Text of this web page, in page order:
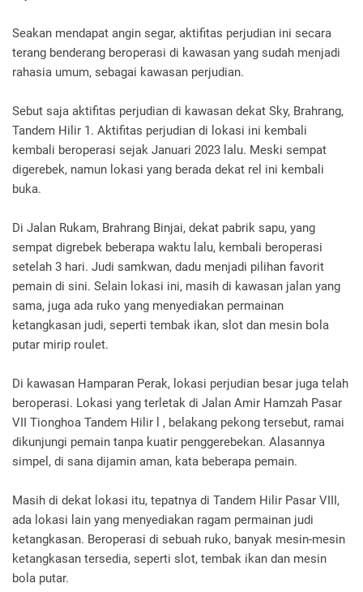
Seakan mendapat angin segar, aktifitas perjudian ini secara
terang benderang beroperasi di kawasan yang sudah menjadi
rahasia umum, sebagai kawasan perjudian.
Sebut saja aktifitas perjudian di kawasan dekat Sky, Brahrang,
Tandem Hilir 1. Aktifitas perjudian di lokasi ini kembali
kembali beroperasi sejak Januari 2023 lalu. Meski sempat
digerebek, namun lokasi yang berada dekat rel ini kembali
buka.
Di Jalan Rukam, Brahrang Binjai, dekat pabrik sapu, yang
sempat digrebek beberapa waktu lalu, kembali beroperasi
setelah 3 hari. Judi samkwan, dadu menjadi pilihan favorit
pemain di sini. Selain lokasi ini, masih di kawasan jalan yang
sama, juga ada ruko yang menyediakan permainan
ketangkasan judi, seperti tembak ikan, slot dan mesin bola
putar mirip roulet.
Di kawasan Hamparan Perak, lokasi perjudian besar juga telah
beroperasi. Lokasi yang terletak di Jalan Amir Hamzah Pasar
VII Tionghoa Tandem Hilir l , belakang pekong tersebut, ramai
dikunjungi pemain tanpa kuatir penggerebekan. Alasannya
simpel, di sana dijamin aman, kata beberapa pemain.
Masih di dekat lokasi itu, tepatnya di Tandem Hilir Pasar VIII,
ada lokasi lain yang menyediakan ragam permainan judi
ketangkasan. Beroperasi di sebuah ruko, banyak mesin-mesin
ketangkasan tersedia, seperti slot, tembak ikan dan mesin
bola putar.